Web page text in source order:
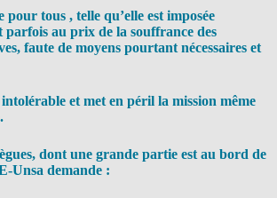
pour tous , telle qu’elle est imposée
parfois au prix de la souffrance des
faute de moyens pourtant nécessaires et
et met en péril la mission même
dont une grande partie est au bord de
Unsa demande :